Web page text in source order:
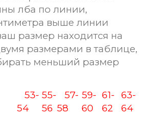
лба по линии,
выше линии
размер находится на
размерами в таблице,
меньший размер
53-
54
55-
56
57-
58
59-
60
61-
62
63-
64